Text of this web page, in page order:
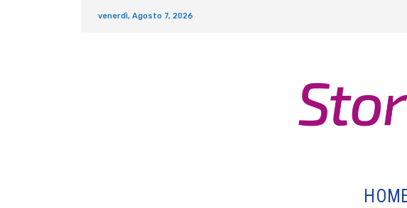
venerdì, Agosto 7, 2026